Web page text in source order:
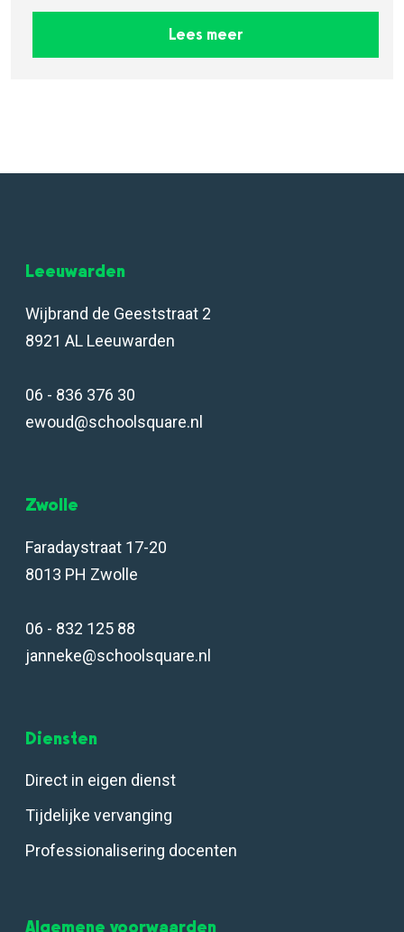
Lees meer
Leeuwarden
Wijbrand de Geeststraat 2
8921 AL Leeuwarden
06 - 836 376 30
ewoud@schoolsquare.nl
Zwolle
Faradaystraat 17-20
8013 PH Zwolle
06 - 832 125 88
janneke@schoolsquare.nl
Diensten
Direct in eigen dienst
Tijdelijke vervanging
Professionalisering docenten
Algemene voorwaarden